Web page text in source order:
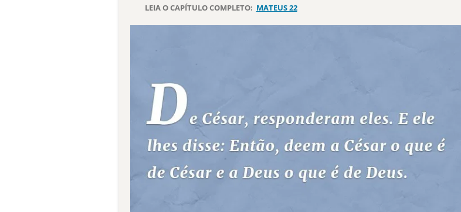
LEIA O CAPÍTULO COMPLETO: MATEUS 22